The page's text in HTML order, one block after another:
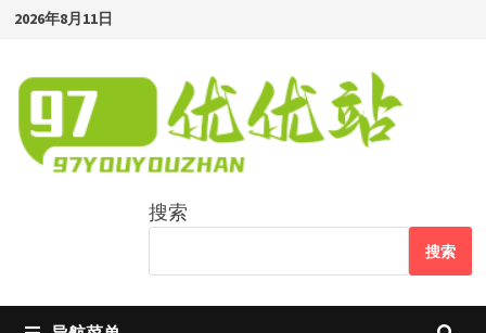
Skip
content
2026年8月11日
搜索
搜索